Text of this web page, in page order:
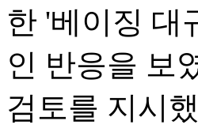
한 '베이징 대
인 반응을 보
검토를 지시